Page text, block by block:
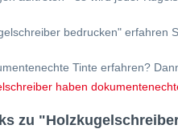
bedrucken" erfahren
Tinte erfahren?
haben
zu